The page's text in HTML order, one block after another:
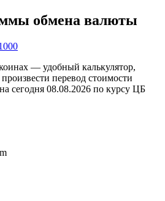
обмена валюты
— удобный калькулятор,
перевод стоимости
сегодня 08.08.2026 по курсу ЦБ